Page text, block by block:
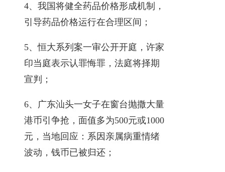
4、我国将健全药品价格形成机制，
引导药品价格运行在合理区间；
5、恒大系列案一审公开开庭，许家
印当庭表示认罪悔罪，法庭将择期
宣判；
6、广东汕头一女子在窗台抛撒大量
港币引争抢，面值多为500元或1000
元，当地回应：系因亲属病重情绪
波动，钱币已被归还；